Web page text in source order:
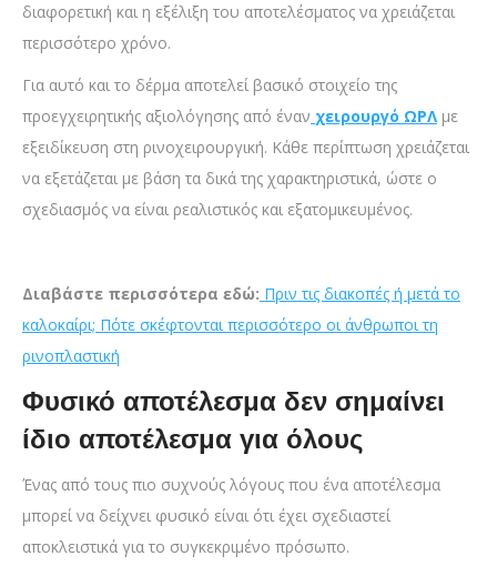
διαφορετική και η εξέλιξη του αποτελέσματος να χρειάζεται
περισσότερο χρόνο.
Για αυτό και το δέρμα αποτελεί βασικό στοιχείο της
προεγχειρητικής αξιολόγησης από έναν χειρουργό ΩΡΛ με
εξειδίκευση στη ρινοχειρουργική. Κάθε περίπτωση χρειάζεται
να εξετάζεται με βάση τα δικά της χαρακτηριστικά, ώστε ο
σχεδιασμός να είναι ρεαλιστικός και εξατομικευμένος.
Διαβάστε περισσότερα εδώ: Πριν τις διακοπές ή μετά το
καλοκαίρι; Πότε σκέφτονται περισσότερο οι άνθρωποι τη
ρινοπλαστική
Φυσικό αποτέλεσμα δεν σημαίνει
ίδιο αποτέλεσμα για όλους
Ένας από τους πιο συχνούς λόγους που ένα αποτέλεσμα
μπορεί να δείχνει φυσικό είναι ότι έχει σχεδιαστεί
αποκλειστικά για το συγκεκριμένο πρόσωπο.